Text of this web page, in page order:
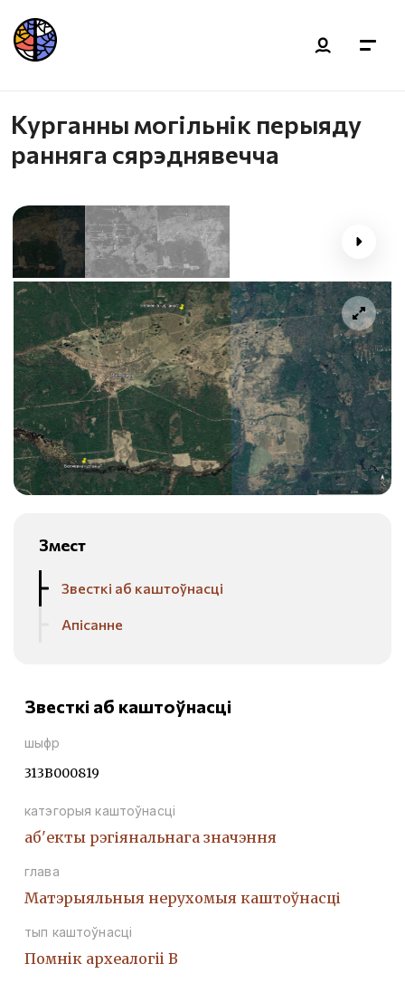
Курганны могiльнiк перыяду
ранняга сярэднявечча
Змест
Звесткі аб каштоўнасці
Апісанне
Звесткі аб каштоўнасці
шыфр
313В000819
катэгорыя каштоўнасці
аб'екты рэгіянальнага значэння
глава
Матэрыяльныя нерухомыя каштоўнасці
тып каштоўнасці
Помнiк археалогii В